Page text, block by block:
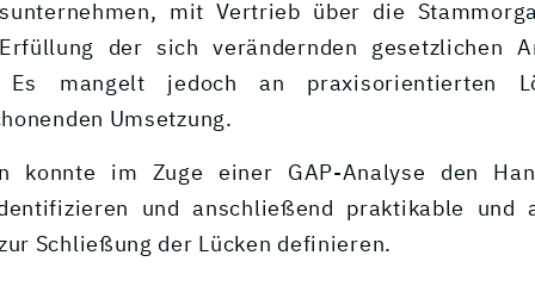
mit Vertrieb über die
der sich verändernden gesetzlichen
Es mangelt jedoch an praxisorientierten
Umsetzung.
konnte im Zuge einer GAP-Analyse den
und anschließend praktikable und
Schließung der Lücken definieren.